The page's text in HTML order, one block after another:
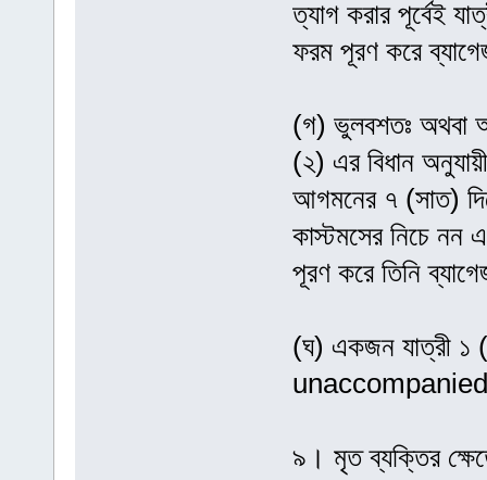
ত্যাগ করার পূর্বেই
ফরম পূরণ করে
(গ) ভুলবশতঃ অথবা
(২) এর বিধান
আগমনের ৭ (সাত)
কাস্টমসের নিচে নন
পূরণ করে তিনি
(ঘ) একজন যাত্রী ১
৯। মৃত ব্যক্তির